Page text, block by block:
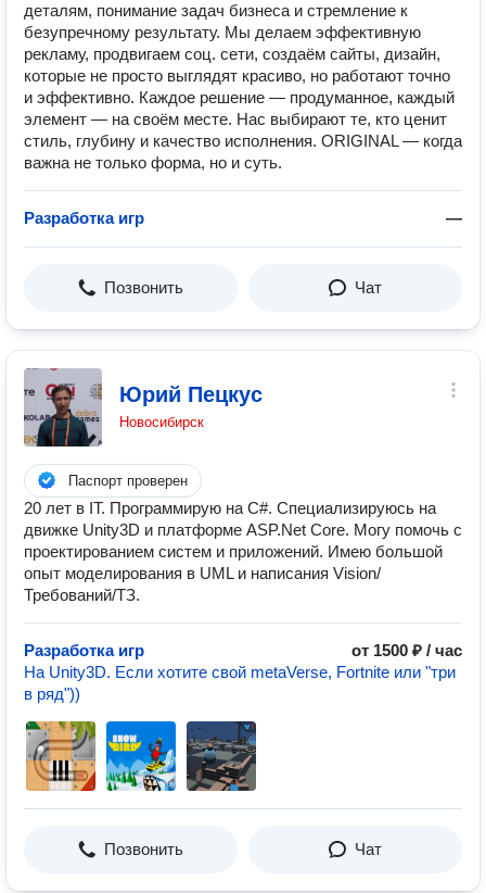
деталям, понимание задач бизнеса и стремление к
безупречному результату. Мы делаем эффективную
рекламу, продвигаем соц. сети, создаём сайты, дизайн,
которые не просто выглядят красиво, но работают точно
и эффективно. Каждое решение — продуманное, каждый
элемент — на своём месте. Нас выбирают те, кто ценит
стиль, глубину и качество исполнения. ORIGINAL — когда
важна не только форма, но и суть.
Разработка игр —
Позвонить Чат
Юрий Пецкус
Новосибирск
Паспорт проверен
20 лет в IT. Программирую на C#. Специализируюсь на
движке Unity3D и платформе ASP.Net Core. Могу помочь с
проектированием систем и приложений. Имею большой
опыт моделирования в UML и написания Vision/
Требований/ТЗ.
Разработка игр
от 1500 ₽ / час
На Unity3D. Если хотите свой metaVerse, Fortnite или "три
в ряд"))
Позвонить Чат